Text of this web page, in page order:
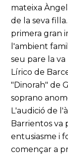
mateixa
de la seva
primera gran
l'ambient
seu pare la
Lírico de
"Dinorah" de
soprano
L'audició de
Barrientos va
entusiasme i
començar a